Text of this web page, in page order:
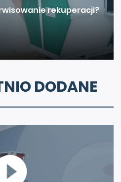
rekuperacji?
DODANE